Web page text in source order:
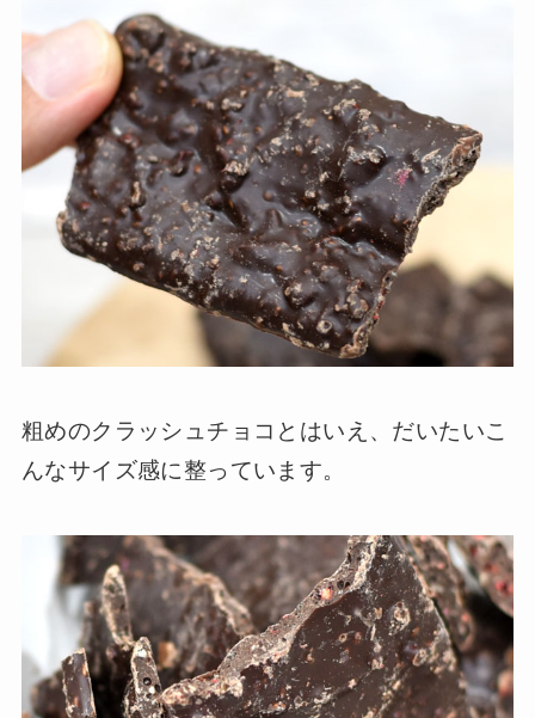
粗めのクラッシュチョコとはいえ、だいたいこ
んなサイズ感に整っています。